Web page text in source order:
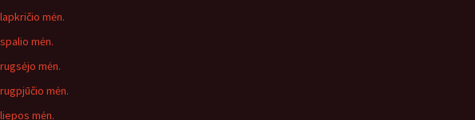
mėn.
mėn.
mėn.
mėn.
mėn.